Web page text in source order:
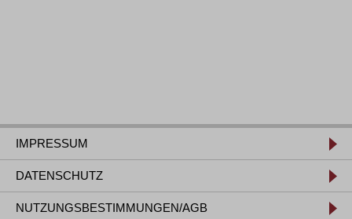
IMPRESSUM
DATENSCHUTZ
NUTZUNGSBESTIMMUNGEN/AGB